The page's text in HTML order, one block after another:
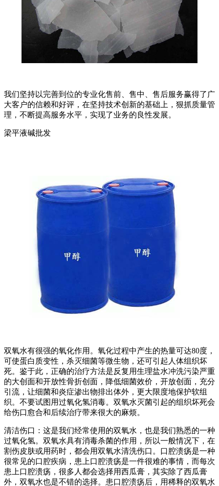
我们坚持以完善到位的专业化售前、售中、售后服务赢得了广
大客户的信赖和好评，在坚持技术创新的基础上，狠抓质量管
理，不断提高服务水平，实现了业务的良性发展。
梁平液碱批发
双氧水有很强的氧化作用。氧化过程中产生的热量可达80度，
可使蛋白质变性，杀灭细菌等微生物，还可引起人体组织坏
死。鉴于此，正确的治疗方法是反复用生理盐水冲洗污染严重
的大创面和开放性骨折创面，降低细菌效价，开放创面，充分
引流，让细菌和炎症渗出物排出体外，更大限度地保护软组
织。不要试图用过氧化氢消毒。双氧水灭菌引起的组织坏死会
给伤口愈合和后续治疗带来很大的麻烦。
清洁伤口：这是我们经常使用的双氧水，也是我们熟悉的一种
过氧化氢。双氧水具有消毒杀菌的作用，所以一般情况下，在
割伤皮肤或用药时，都会用双氧水清洗伤口。口腔溃疡是一种
很常见的口腔疾病，患上口腔溃疡是一件很难的事情，而每次
患上口腔溃疡，很多人都会选择用西瓜膏，其实除了西瓜膏
外，双氧水也是不错的选择。患口腔溃疡后，用稀释的双氧水